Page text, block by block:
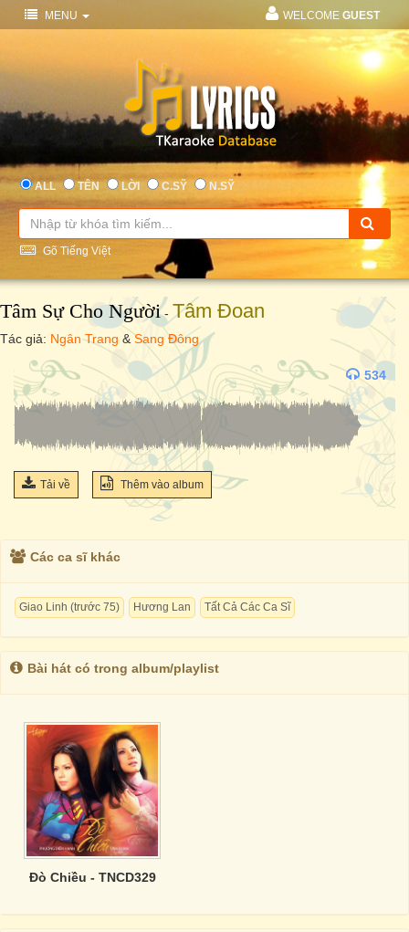
MENU WELCOME GUEST
ALL TÊN LỜI C.SỸ N.SỸ
Gõ Tiếng Việt
Tâm Sự Cho Người- Tâm Đoan
Tác giả: Ngân Trang &Sang Đông
534
Tải về Thêm vào album
Các ca sĩ khác
Giao Linh (trước 75) Hương Lan Tất Cả Các Ca Sĩ
Bài hát có trong album/playlist
Đò Chiều - TNCD329